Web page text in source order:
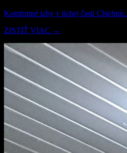
Komfortné izby v tichej časti Chlebníc.
ZISTIŤ VIAC →